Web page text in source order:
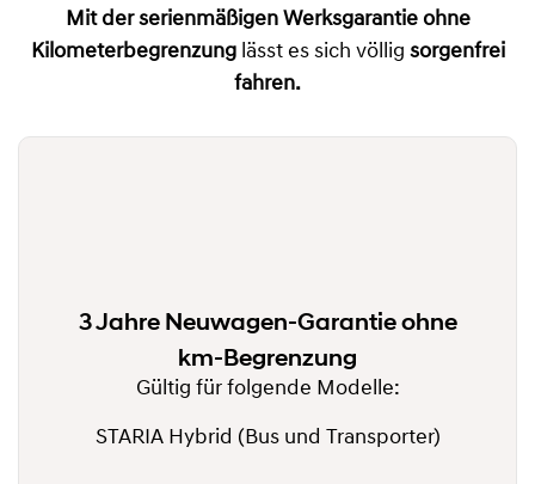
Mit derserienmäßigen Werksgarantie ohne
Kilometerbegrenzunglässt es sich völlig sorgenfrei
fahren.
3 Jahre Neuwagen-Garantie ohne
km-Begrenzung
Gültig für folgende Modelle:
STARIA Hybrid (Bus und Transporter)